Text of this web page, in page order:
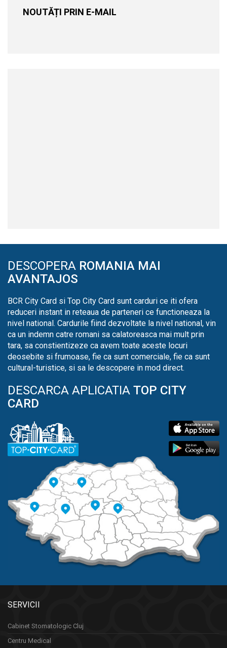
NOUTĂȚI PRIN E-MAIL
DESCOPERA ROMANIA MAI
AVANTAJOS
BCR City Card si Top City Card sunt carduri ce iti ofera
reduceri instant in reteaua de parteneri ce functioneaza la
nivel national. Cardurile fiind dezvoltate la nivel national, vin
ca un indemn catre romani sa calatoreasca mai mult prin
tara, sa constientizeze ca avem toate aceste locuri
deosebite si frumoase, fie ca sunt comerciale, fie ca sunt
cultural-turistice, si sa le descopere in mod direct.
DESCARCA APLICATIA TOP CITY
CARD
SERVICII
Cabinet Stomatologic Cluj
Centru Medical